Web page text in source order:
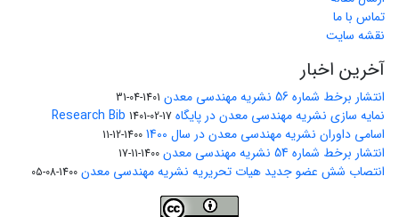
تماس با ما
نقشه سایت
آخرین اخبار
انتشار برخط شماره 56 نشریه مهندسی معدن 1401-04-31
نمایه سازی نشریه مهندسی معدن در پایگاه Research Bib 1401-02-17
اسامی داوران نشریه مهندسی معدن در سال 1400 1400-12-11
انتشار برخط شماره 54 نشریه مهندسی معدن 1400-11-17
انتصاب شش عضو جدید هیات تحریریه نشریه مهندسی معدن 1400-08-05